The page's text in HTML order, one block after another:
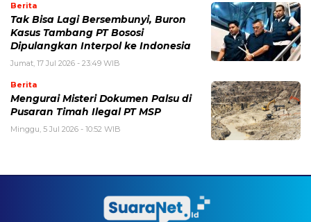
Berita
Tak Bisa Lagi Bersembunyi, Buron
Kasus Tambang PT Bososi
Dipulangkan Interpol ke Indonesia
Jumat, 17 Jul 2026 - 23:49 WIB
Berita
Mengurai Misteri Dokumen Palsu di
Pusaran Timah Ilegal PT MSP
Minggu, 5 Jul 2026 - 10:52 WIB